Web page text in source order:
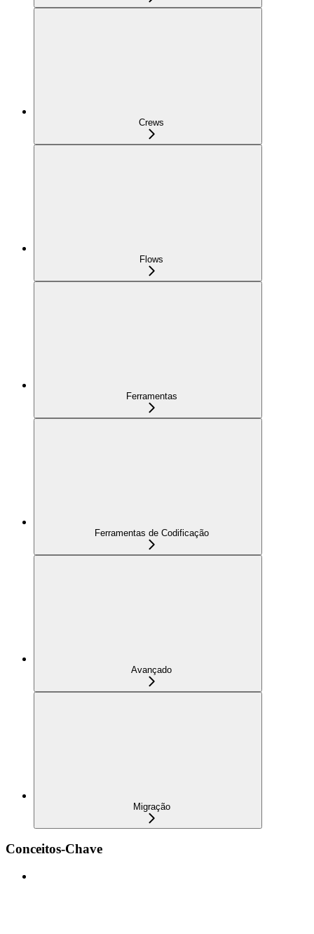
Crews
Flows
Ferramentas
Ferramentas de Codificação
Avançado
Migração
Conceitos-Chave